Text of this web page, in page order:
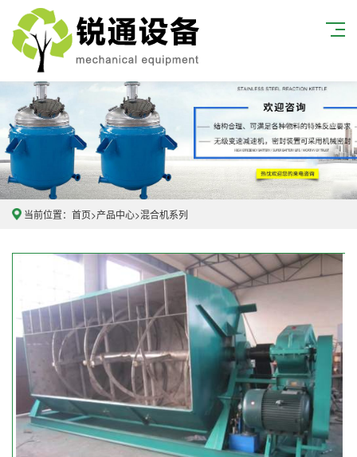
当前位置： 首页>产品中心>混合机系列